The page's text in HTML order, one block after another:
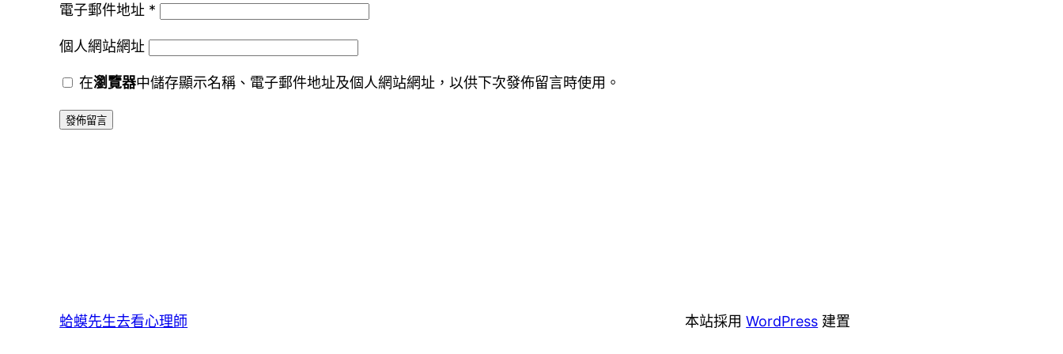
電子郵件地址 *
個人網站網址
在瀏覽器中儲存顯示名稱、電子郵件地址及個人網站網址，以供下次發佈留言時使用。
蛤蟆先生去看心理師 本站採用WordPress 建置